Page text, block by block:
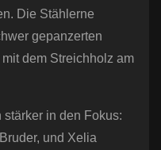
Die Stählerne
gepanzerten
dem Streichholz am
in den Fokus:
und Xelia